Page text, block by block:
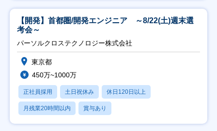
【開発】首都圏/開発エンジニア ～8/22(土)週末選
考会～
パーソルクロステクノロジー株式会社
東京都
450万~1000万
正社員採用 土日祝休み 休日120日以上
月残業20時間以内 賞与あり